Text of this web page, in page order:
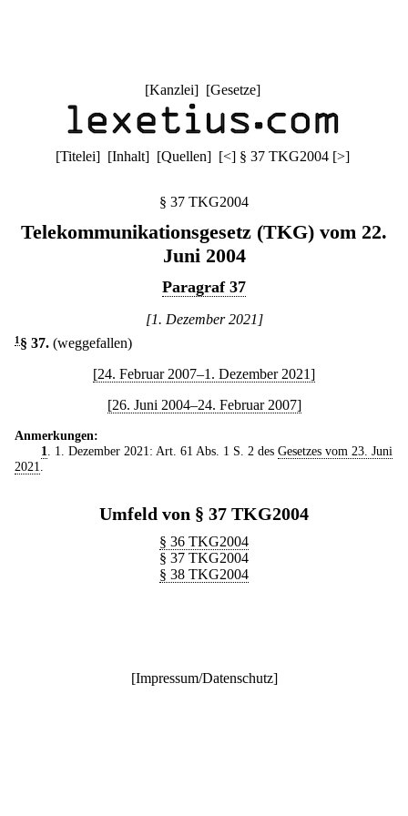
[Kanzlei] [Gesetze]
[Titelei] [Inhalt] [Quellen] [<] § 37 TKG2004 [>]
§ 37 TKG2004
Telekommunikationsgesetz (TKG) vom 22.
Juni 2004
Paragraf 37
[1. Dezember 2021]
1 § 37. (weggefallen)
[24. Februar 2007–1. Dezember 2021]
[26. Juni 2004–24. Februar 2007]
Anmerkungen:
1
. 1. Dezember 2021: Art. 61 Abs. 1 S. 2 des Gesetzes vom 23. Juni
2021
Umfeld von § 37 TKG2004
§ 36 TKG2004
§ 37 TKG2004
§ 38 TKG2004
[Impressum/Datenschutz]